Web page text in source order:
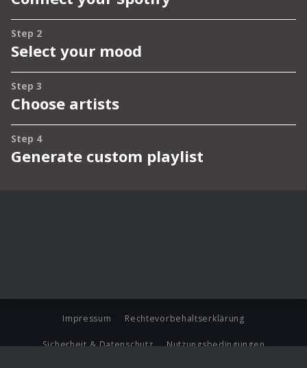
Impressum Rechtevorbehaltserklärung
Sicherheit & Datenschutz Nutzungsbedingungen